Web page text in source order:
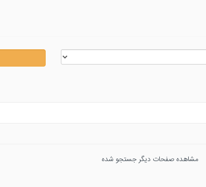
مشاهده صفحات دیگر جستجو شده